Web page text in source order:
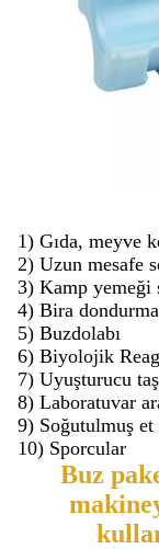
1) Gıda, meyve
2) Uzun mesafe
3) Kamp yemeği
4) Bira dondurma
5) Buzdolabı
6) Biyolojik
7) Uyuşturucu
8) Laboratuvar
9) Soğutulmuş
10) Sporcular
Buz